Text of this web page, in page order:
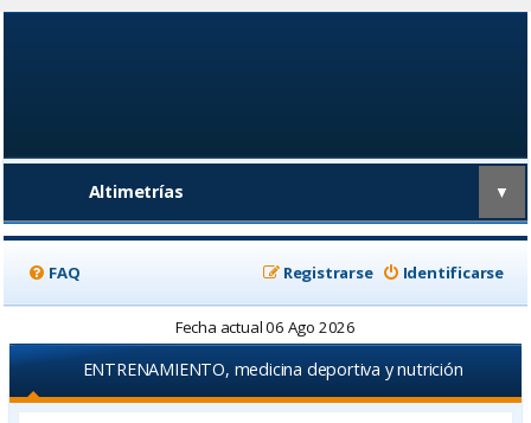
Altimetrías ▼
FAQ Identificarse
Registrarse
Fecha actual 06 Ago 2026
ENTRENAMIENTO, medicina deportiva y nutrición